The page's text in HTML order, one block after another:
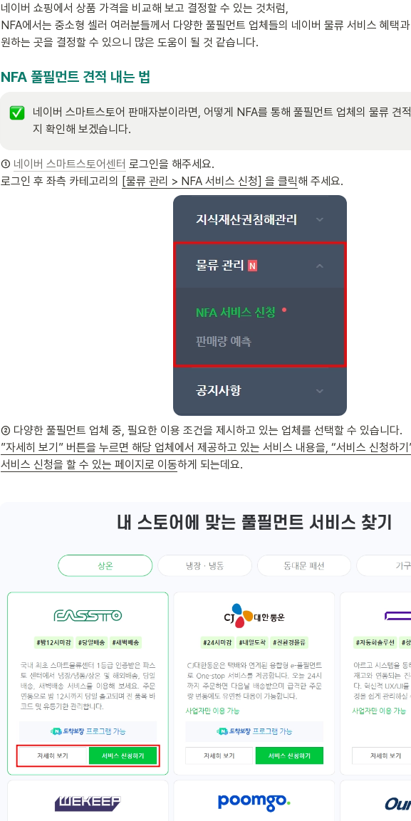
네이버 쇼핑에서 상품 가격을 비교해 보고 결정할 수 있는 것처럼,
NFA에서는 중소형 셀러 여러분들께서 다양한 풀필먼트 업체들의 네이버 물류 서비스 혜택
원하는 곳을 결정할 수 있으니 많은 도움이 될 것 같습니다.
NFA 풀필먼트 견적 내는 법
네이버 스마트스토어 판매자분이라면, 어떻게 NFA를 통해 풀필먼트 업체의 물류 견
지 확인해 보겠습니다.
① 네이버 스마트스토어센터 로그인을 해주세요.
로그인 후 좌측 카테고리의
[물류 관리 > NFA 서비스 신청] 을 클릭해 주세요.
”자세히 보기” 버튼을 누르면 해당 업체에서 제공하고 있는 서비스 내용을, “서비스 신청하
서비스 신청을 할 수 있는 페이지로 이동하게 되는데요.